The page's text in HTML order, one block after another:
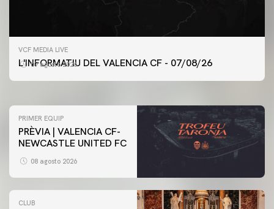
VCF MEDIA LIVE
L'INFORMATIU DEL VALENCIA CF - 07/08/26
07 agosto 2026
PRIMER EQUIP
ENTRENAMENT DEL VALENCIA CF 7/8/2026
PRIMER EQUIP
PRÈVIA | VALENCIA CF-
NEWCASTLE UNITED FC
08 agosto 2026
CLUB